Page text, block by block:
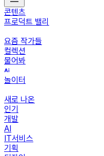
콘텐츠
프로덕트 밸리
요즘 작가들
컬렉션
물어봐
놀이터
새로 나온
인기
개발
AI
IT서비스
기획